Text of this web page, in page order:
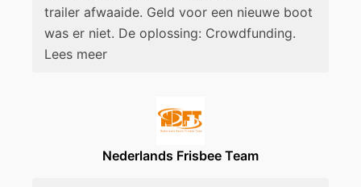
trailer afwaaide. Geld voor een nieuwe boot
was er niet. De oplossing: Crowdfunding.
Lees meer
Nederlands Frisbee Team